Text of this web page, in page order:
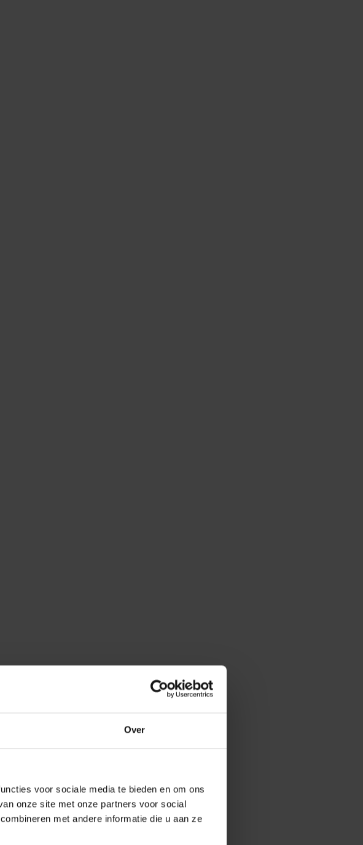
Over
voor sociale media te bieden en om ons
onze site met onze partners voor social
met andere informatie die u aan ze